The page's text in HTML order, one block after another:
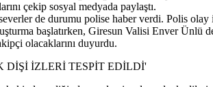
çekip sosyal medyada paylaştı.
de durumu polise haber verdi. Polis olay
başlatırken, Giresun Valisi Enver Ünlü
olacaklarını duyurdu.
DİŞİ İZLERİ TESPİT EDİLDİ'